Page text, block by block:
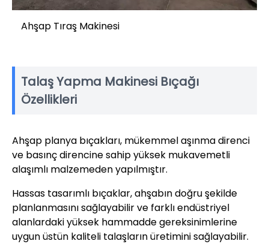
Ahşap Tıraş Makinesi
Talaş Yapma Makinesi Bıçağı
Özellikleri
Ahşap planya bıçakları, mükemmel aşınma direnci
ve basınç direncine sahip yüksek mukavemetli
alaşımlı malzemeden yapılmıştır.
Hassas tasarımlı bıçaklar, ahşabın doğru şekilde
planlanmasını sağlayabilir ve farklı endüstriyel
alanlardaki yüksek hammadde gereksinimlerine
uygun üstün kaliteli talaşların üretimini sağlayabilir.